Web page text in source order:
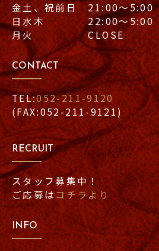
金土、祝前日 21:00〜5:00
日水木 22:00〜5:00
月火 CLOSE
CONTACT
TEL:052-211-9120
(FAX:052-211-9121)
RECRUIT
スタッフ募集中！
ご応募はコチラより
INFO